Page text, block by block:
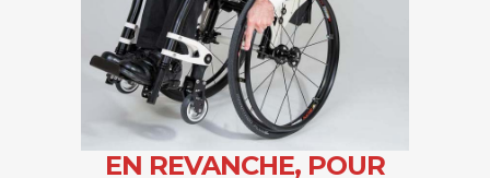
EN REVANCHE, POUR